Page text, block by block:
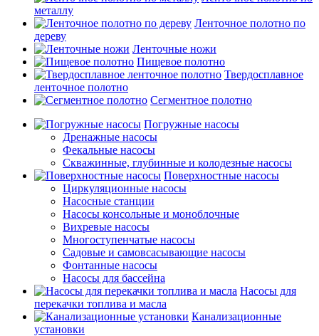
металлу
Ленточное полотно по
дереву
Ленточные ножи
Пищевое полотно
Твердосплавное
ленточное полотно
Сегментное полотно
Погружные насосы
Дренажные насосы
Фекальные насосы
Скважинные, глубинные и колодезные насосы
Поверхностные насосы
Циркуляционные насосы
Насосные станции
Насосы консольные и моноблочные
Вихревые насосы
Многоступенчатые насосы
Садовые и самовсасывающие насосы
Фонтанные насосы
Насосы для бассейна
Насосы для
перекачки топлива и масла
Канализационные
установки